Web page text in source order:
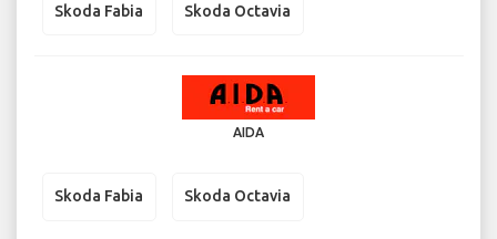
Skoda Fabia Skoda Octavia
AIDA
Skoda Fabia Skoda Octavia